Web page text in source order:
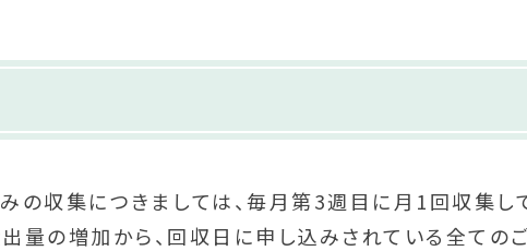
の収集につきましては、毎月第3週目に月1回収集し
量の増加から、回収日に申し込みされている全ての